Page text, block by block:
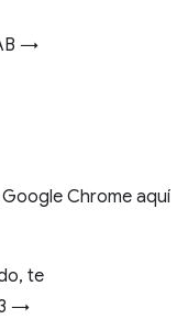
→
Chrome aquí
te
→